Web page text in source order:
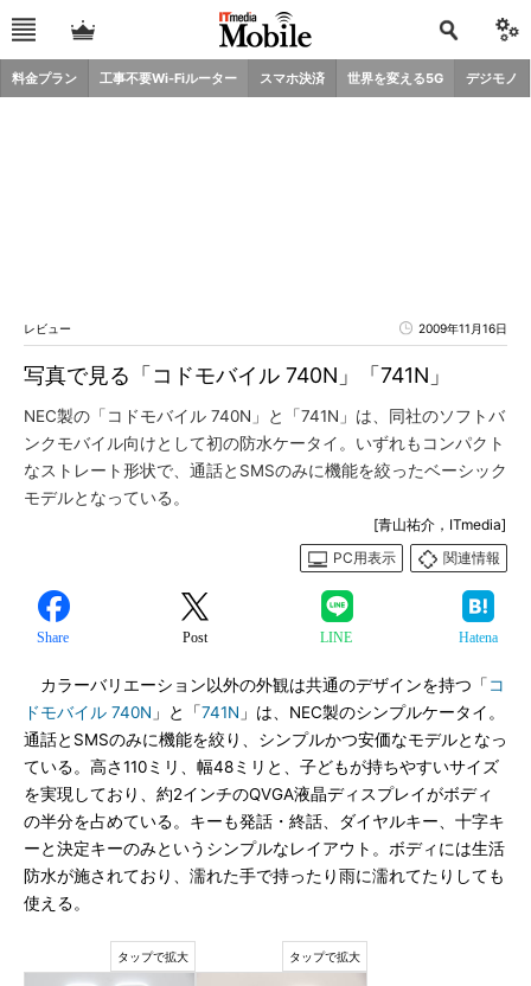
料金プラン 工事不要Wi-Fiルーター スマホ決済 世界を変える5G デジモノ
レビュー 2009年11月16日
写真で見る「コドモバイル 740N」「741N」
NEC製の「コドモバイル 740N」と「741N」は、同社のソフトバ
ンクモバイル向けとして初の防水ケータイ。いずれもコンパクト
なストレート形状で、通話とSMSのみに機能を絞ったベーシック
モデルとなっている。
[青山祐介，ITmedia]
PC用表示
関連情報
Share Post LINE Hatena
カラーバリエーション以外の外観は共通のデザインを持つ「 コ
ドモバイル 740N 」と「741N 」は、NEC製のシンプルケータイ。
通話とSMSのみに機能を絞り、シンプルかつ安価なモデルとなっ
ている。高さ110ミリ、幅48ミリと、子どもが持ちやすいサイズ
を実現しており、約2インチのQVGA液晶ディスプレイがボディ
の半分を占めている。キーも発話・終話、ダイヤルキー、十字キ
ーと決定キーのみというシンプルなレイアウト。ボディには生活
防水が施されており、濡れた手で持ったり雨に濡れてたりしても
使える。